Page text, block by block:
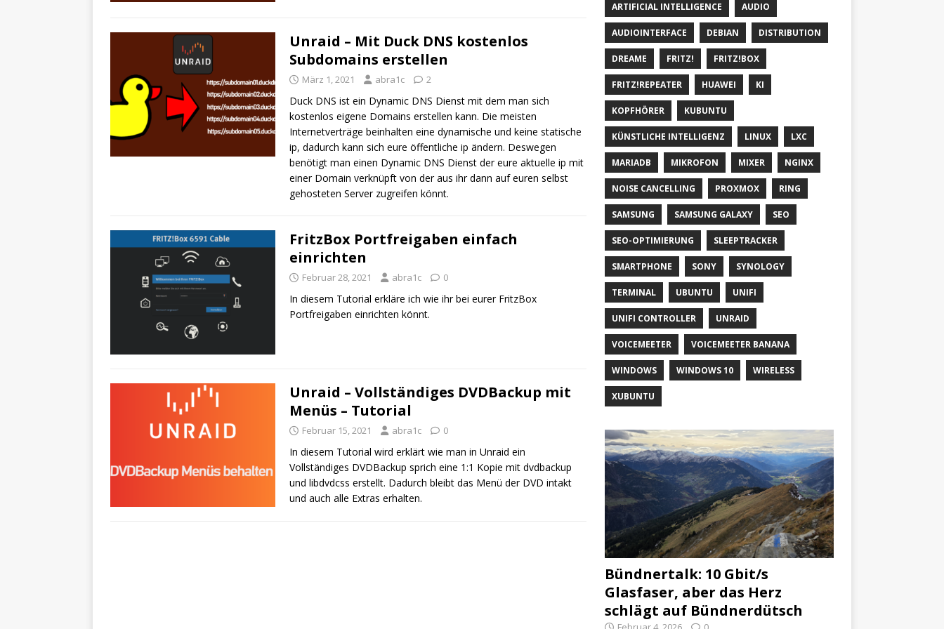
Unraid – Mit Duck DNS kostenlos
Subdomains erstellen
März 1, 2021 abra1c 2
Duck DNS ist ein Dynamic DNS Dienst mit dem man sich
kostenlos eigene Domains erstellen kann. Die meisten
Internetverträge beinhalten eine dynamische und keine statische
ip, dadurch kann sich eure öffentliche ip ändern. Deswegen
benötigt man einen Dynamic DNS Dienst der eure aktuelle ip mit
einer Domain verknüpft von der aus ihr dann auf euren selbst
gehosteten Server zugreifen könnt.
FritzBox Portfreigaben einfach
einrichten
Februar 28, 2021 abra1c 0
In diesem Tutorial erkläre ich wie ihr bei eurer FritzBox
Portfreigaben einrichten könnt.
Unraid – Vollständiges DVDBackup mit
Menüs – Tutorial
Februar 15, 2021 abra1c 0
In diesem Tutorial wird erklärt wie man in Unraid ein
Vollständiges DVDBackup sprich eine 1:1 Kopie mit dvdbackup
und libdvdcss erstellt. Dadurch bleibt das Menü der DVD intakt
und auch alle Extras erhalten.
ARTIFICIAL INTELLIGENCE AUDIO
AUDIOINTERFACE DEBIAN DISTRIBUTION
DREAME FRITZ! FRITZ!BOX
FRITZ!REPEATER HUAWEI KI
KOPFHÖRER KUBUNTU
KÜNSTLICHE INTELLIGENZ LINUX LXC
MARIADB MIKROFON MIXER NGINX
NOISE CANCELLING PROXMOX RING
SAMSUNG SAMSUNG GALAXY SEO
SEO-OPTIMIERUNG SLEEPTRACKER
SMARTPHONE SONY SYNOLOGY
TERMINAL UBUNTU UNIFI
UNIFI CONTROLLER UNRAID
VOICEMEETER VOICEMEETER BANANA
WINDOWS WINDOWS 10 WIRELESS
XUBUNTU
Bündnertalk: 10 Gbit/s
Glasfaser, aber das Herz
schlägt auf Bündnerdütsch